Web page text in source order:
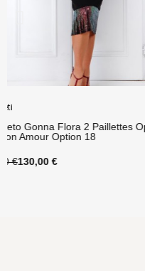
Completo Gonna Portafoglio
Canottina Bis Option 5
140,00 €130,00 €